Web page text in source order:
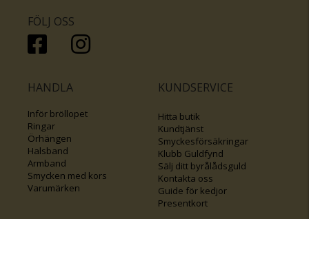
FÖLJ OSS
HANDLA
Inför bröllopet
Ringar
Örhängen
Halsband
Armband
Smycken med kors
Varumärken
KUNDSERVICE
Hitta butik
Kundtjänst
Smyckesförsäkringar
Klubb Guldfynd
Sälj ditt byrålådsguld
Kontakta oss
Guide för kedjor
Presentkort